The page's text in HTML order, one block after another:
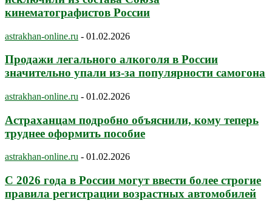
кинематографистов России
astrakhan-online.ru - 01.02.2026
Продажи легального алкоголя в России
значительно упали из-за популярности самогона
astrakhan-online.ru - 01.02.2026
Астраханцам подробно объяснили, кому теперь
труднее оформить пособие
astrakhan-online.ru - 01.02.2026
С 2026 года в России могут ввести более строгие
правила регистрации возрастных автомобилей